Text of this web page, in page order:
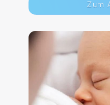
Zum